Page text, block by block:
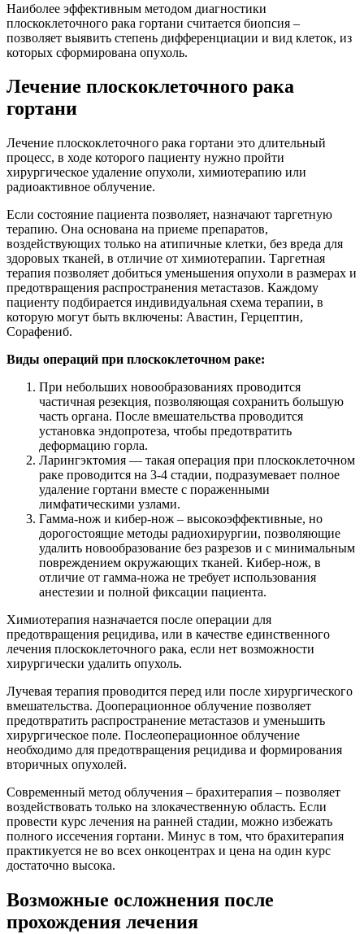
Наиболее эффективным методом диагностики
плоскоклеточного рака гортани считается биопсия –
позволяет выявить степень дифференциации и вид клеток, из
которых сформирована опухоль.
Лечение плоскоклеточного рака
гортани
Лечение плоскоклеточного рака гортани это длительный
процесс, в ходе которого пациенту нужно пройти
хирургическое удаление опухоли, химиотерапию или
радиоактивное облучение.
Если состояние пациента позволяет, назначают таргетную
терапию. Она основана на приеме препаратов,
воздействующих только на атипичные клетки, без вреда для
здоровых тканей, в отличие от химиотерапии. Таргетная
терапия позволяет добиться уменьшения опухоли в размерах и
предотвращения распространения метастазов. Каждому
пациенту подбирается индивидуальная схема терапии, в
которую могут быть включены: Авастин, Герцептин,
Сорафениб.
Виды операций при плоскоклеточном раке:
При небольших новообразованиях проводится
частичная резекция, позволяющая сохранить большую
часть органа. После вмешательства проводится
установка эндопротеза, чтобы предотвратить
деформацию горла.
Ларингэктомия — такая операция при плоскоклеточном
раке проводится на 3-4 стадии, подразумевает полное
удаление гортани вместе с пораженными
лимфатическими узлами.
Гамма-нож и кибер-нож – высокоэффективные, но
дорогостоящие методы радиохирургии, позволяющие
удалить новообразование без разрезов и с минимальным
повреждением окружающих тканей. Кибер-нож, в
отличие от гамма-ножа не требует использования
анестезии и полной фиксации пациента.
Химиотерапия назначается после операции для
предотвращения рецидива, или в качестве единственного
лечения плоскоклеточного рака, если нет возможности
хирургически удалить опухоль.
Лучевая терапия проводится перед или после хирургического
вмешательства. Дооперационное облучение позволяет
предотвратить распространение метастазов и уменьшить
хирургическое поле. Послеоперационное облучение
необходимо для предотвращения рецидива и формирования
вторичных опухолей.
Современный метод облучения – брахитерапия – позволяет
воздействовать только на злокачественную область. Если
провести курс лечения на ранней стадии, можно избежать
полного иссечения гортани. Минус в том, что брахитерапия
практикуется не во всех онкоцентрах и цена на один курс
достаточно высока.
Возможные осложнения после
прохождения лечения